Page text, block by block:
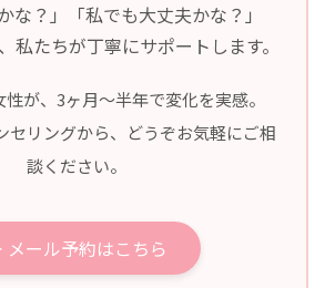
な？」「私でも大丈夫かな？」
私たちが丁寧にサポートします。
が、3ヶ月〜半年で変化を実感。
セリングから、どうぞお気軽にご相
談ください。
ール予約はこちら